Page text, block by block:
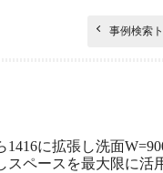
事例検索
1416に拡張し洗面
スペースを最大限に活